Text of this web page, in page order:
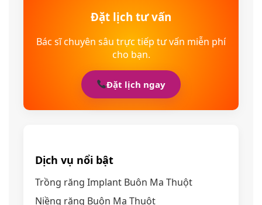
Đặt lịch tư vấn
Bác sĩ chuyên sâu trực tiếp tư vấn miễn phí
cho bạn.
Đặt lịch ngay
Dịch vụ nổi bật
Trồng răng Implant Buôn Ma Thuột
Niềng răng Buôn Ma Thuột